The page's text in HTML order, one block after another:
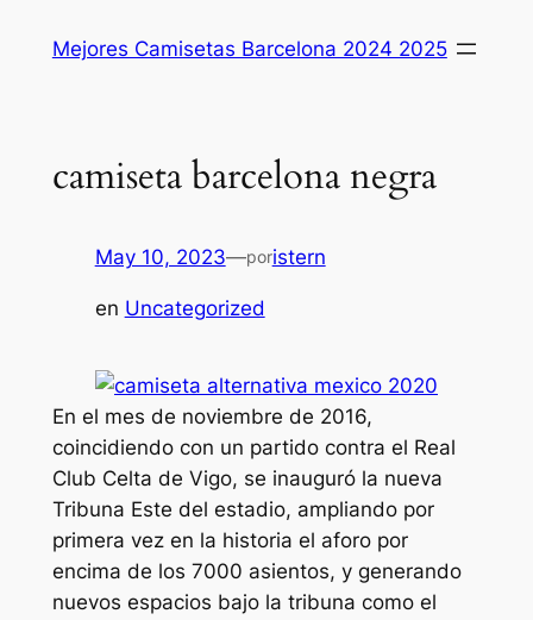
Mejores Camisetas Barcelona 2024 2025
camiseta barcelona negra
May 10, 2023—poristern
en Uncategorized
En el mes de noviembre de 2016,
coincidiendo con un partido contra el Real
Club Celta de Vigo, se inauguró la nueva
Tribuna Este del estadio, ampliando por
primera vez en la historia el aforo por
encima de los 7000 asientos, y generando
nuevos espacios bajo la tribuna como el